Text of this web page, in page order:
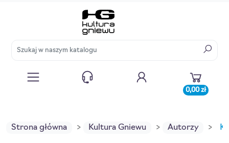
0,00 zł
Strona główna Kultura Gniewu Autorzy